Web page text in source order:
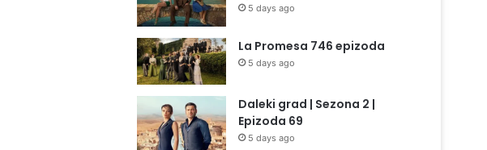
5 days ago
La Promesa 746 epizoda
5 days ago
Daleki grad | Sezona 2 |
Epizoda 69
5 days ago